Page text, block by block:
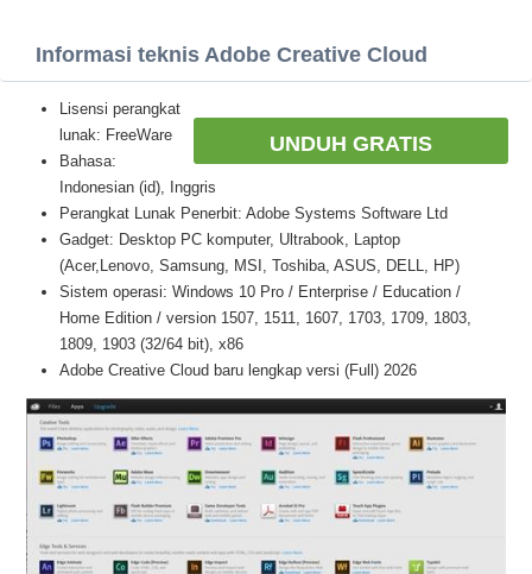
Informasi teknis Adobe Creative Cloud
UNDUH GRATIS
Lisensi perangkat
lunak: FreeWare
Bahasa:
Indonesian (id), Inggris
Perangkat Lunak Penerbit: Adobe Systems Software Ltd
Gadget: Desktop PC komputer, Ultrabook, Laptop
(Acer,Lenovo, Samsung, MSI, Toshiba, ASUS, DELL, HP)
Sistem operasi: Windows 10 Pro / Enterprise / Education /
Home Edition / version 1507, 1511, 1607, 1703, 1709, 1803,
1809, 1903 (32/64 bit), x86
Adobe Creative Cloud baru lengkap versi (Full) 2026